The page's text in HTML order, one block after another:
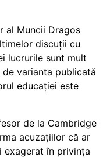
al Muncii Dragos
discuții cu
lucrurile sunt mult
varianta publicată
educației este
de la Cambridge
acuzațiilor că ar
exagerat în privința